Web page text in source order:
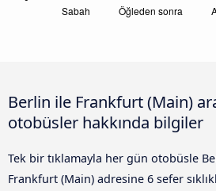
Berlin ile Frankfurt (Main)
otobüsler hakkında bilgiler
Tek bir tıklamayla her gün otobüsle
Frankfurt (Main) adresine 6 sefer